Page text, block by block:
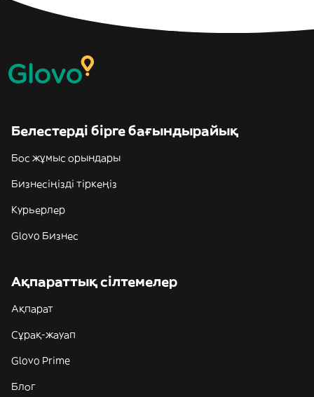
Белестерді бірге бағындырайық
Бос жұмыс орындары
Бизнесіңізді тіркеңіз
Курьерлер
Glovo Бизнес
Ақпараттық сілтемелер
Ақпарат
Сұрақ-жауап
Glovo Prime
Блог